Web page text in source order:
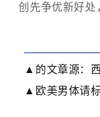
创先争优新好处
▲的文章源：
▲欧美男体请